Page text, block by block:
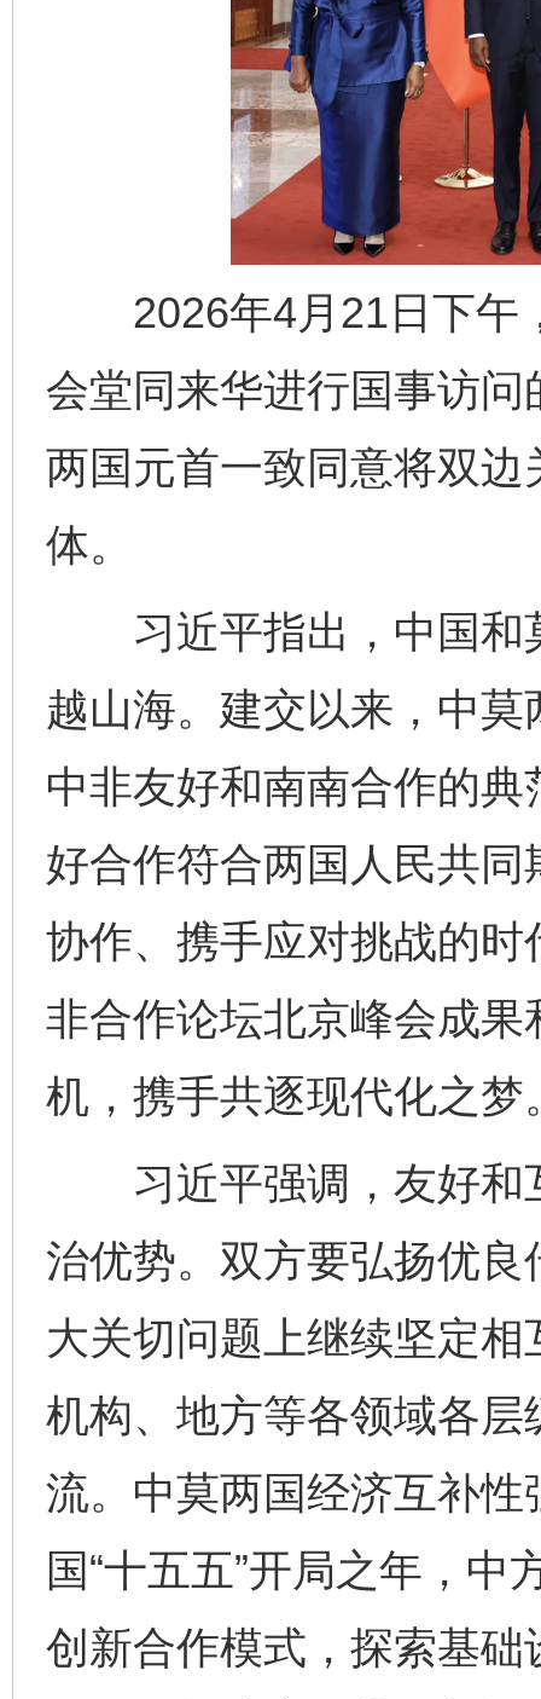
2026年4月21日下午
会堂同来华进行国事访
两国元首一致同意将双
体。
习近平指出，中国和
越山海。建交以来，中
中非友好和南南合作的
好合作符合两国人民共
协作、携手应对挑战的
非合作论坛北京峰会成果
机，携手共逐现代化之梦
习近平强调，友好和
治优势。双方要弘扬优
大关切问题上继续坚定
机构、地方等各领域各
流。中莫两国经济互补
国“十五五”开局之年，
创新合作模式，探索基